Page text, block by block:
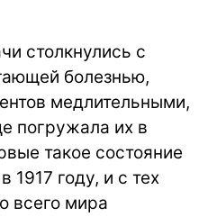
столкнулись с
болезнью,
медлительными,
погружала их в
такое состояние
1917 году, и с тех
всего мира